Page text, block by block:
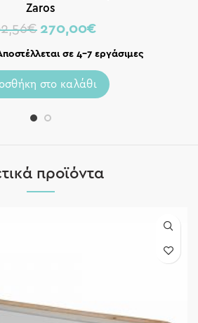
Zaros
€ 270,00€
σε 4-7 εργάσιμες
στο καλάθι
προϊόντα